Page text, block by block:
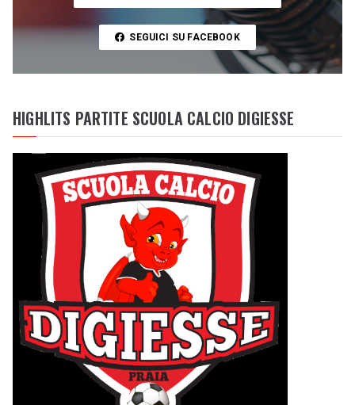
SEGUICI SU FACEBOOK
HIGHLITS PARTITE SCUOLA CALCIO DIGIESSE